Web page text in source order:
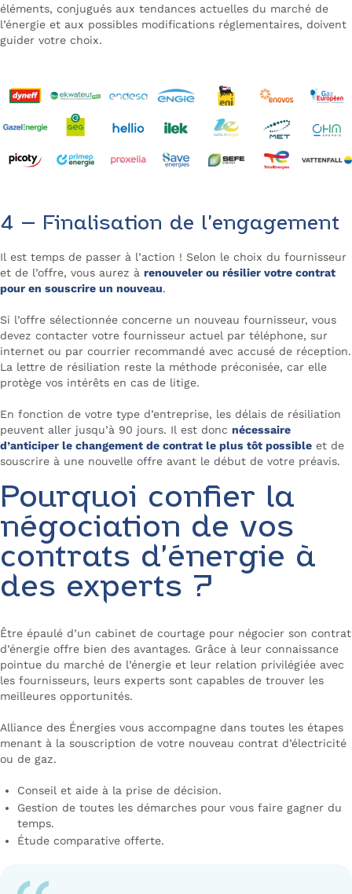
éléments, conjugués aux tendances actuelles du marché de
l’énergie et aux possibles modifications réglementaires, doivent
guider votre choix.
4 – Finalisation de l’engagement
Il est temps de passer à l’action ! Selon le choix du fournisseur
et de l’offre, vous aurez à renouveler ou résilier votre contrat
pour en souscrire un nouveau.
Si l’offre sélectionnée concerne un nouveau fournisseur, vous
devez contacter votre fournisseur actuel par téléphone, sur
internet ou par courrier recommandé avec accusé de réception.
La lettre de résiliation reste la méthode préconisée, car elle
protège vos intérêts en cas de litige.
En fonction de votre type d’entreprise, les délais de résiliation
peuvent aller jusqu’à 90 jours. Il est donc nécessaire
d’anticiper le changement de contrat le plus tôt possible et de
souscrire à une nouvelle offre avant le début de votre préavis.
Pourquoi confier la
négociation de vos
contrats d’énergie à
des experts ?
Être épaulé d’un cabinet de courtage pour négocier son contrat
d’énergie offre bien des avantages. Grâce à leur connaissance
pointue du marché de l’énergie et leur relation privilégiée avec
les fournisseurs, leurs experts sont capables de trouver les
meilleures opportunités.
Alliance des Énergies vous accompagne dans toutes les étapes
menant à la souscription de votre nouveau contrat d’électricité
ou de gaz.
Conseil et aide à la prise de décision.
Gestion de toutes les démarches pour vous faire gagner du
temps.
Étude comparative offerte.